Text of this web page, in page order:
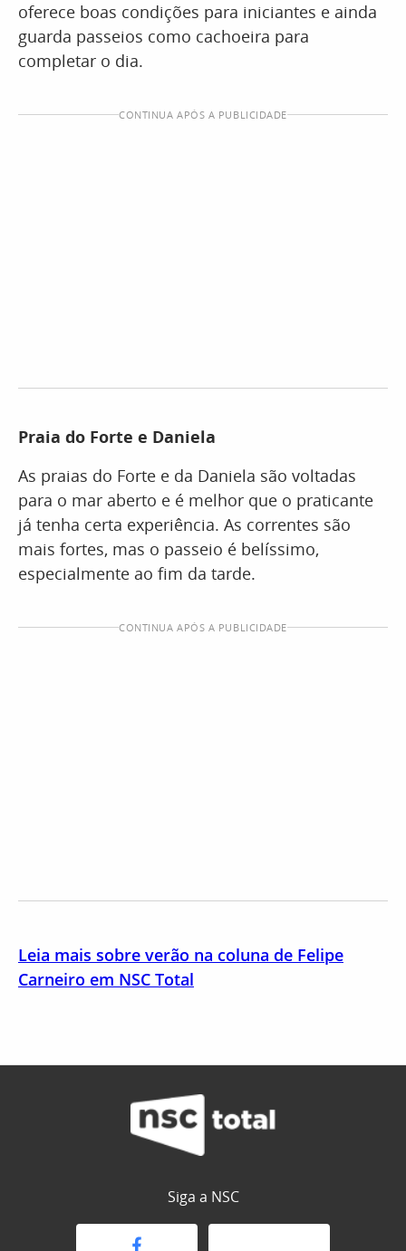
oferece boas condições para iniciantes e ainda
guarda passeios como cachoeira para
completar o dia.
CONTINUA APÓS A PUBLICIDADE
Praia do Forte e Daniela
As praias do Forte e da Daniela são voltadas
para o mar aberto e é melhor que o praticante
já tenha certa experiência. As correntes são
mais fortes, mas o passeio é belíssimo,
especialmente ao fim da tarde.
CONTINUA APÓS A PUBLICIDADE
Leia mais sobre verão na coluna de Felipe
Carneiro em NSC Total
Siga a NSC